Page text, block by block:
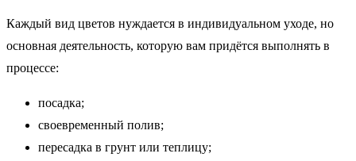
Каждый вид цветов нуждается в индивидуальном уходе, но
основная деятельность, которую вам придётся выполнять в
процессе:
посадка;
своевременный полив;
пересадка в грунт или теплицу;